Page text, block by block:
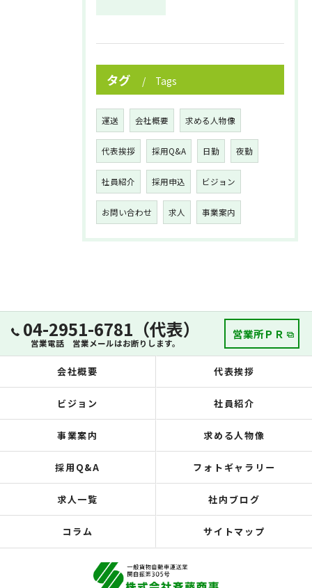
タグ Tags
運送 会社概要 求める人物像
代表挨拶 採用Q&A 日勤 夜勤
社員紹介 採用申込 ビジョン
お問い合わせ 求人 事業案内
04-2951-6781（代表）
営業電話 営業メールはお断りします。
営業所ＰＲ
会社概要 代表挨拶
ビジョン 社員紹介
事業案内 求める人物像
採用Q&A フォトギャラリー
求人一覧 社内ブログ
コラム サイトマップ